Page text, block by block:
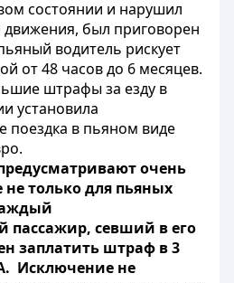
состоянии и нарушил
был приговорен
водитель рискует
от 48 часов до 6 месяцев.
штрафы за езду в
установила
поездка в пьяном виде
очень
не только для пьяных
пассажир, севший в его
заплатить штраф в 3
Исключение не